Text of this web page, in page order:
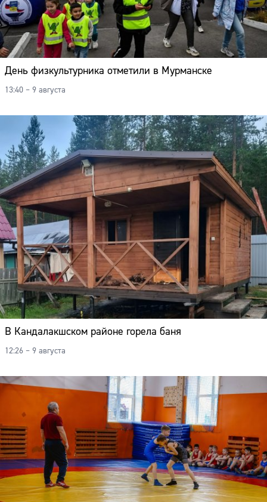
День физкультурника отметили в Мурманске
13:40 – 9 августа
В Кандалакшском районе горела баня
12:26 – 9 августа